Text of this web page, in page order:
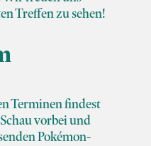
Treffen zu sehen!
Terminen findest
vorbei und
Pokémon-